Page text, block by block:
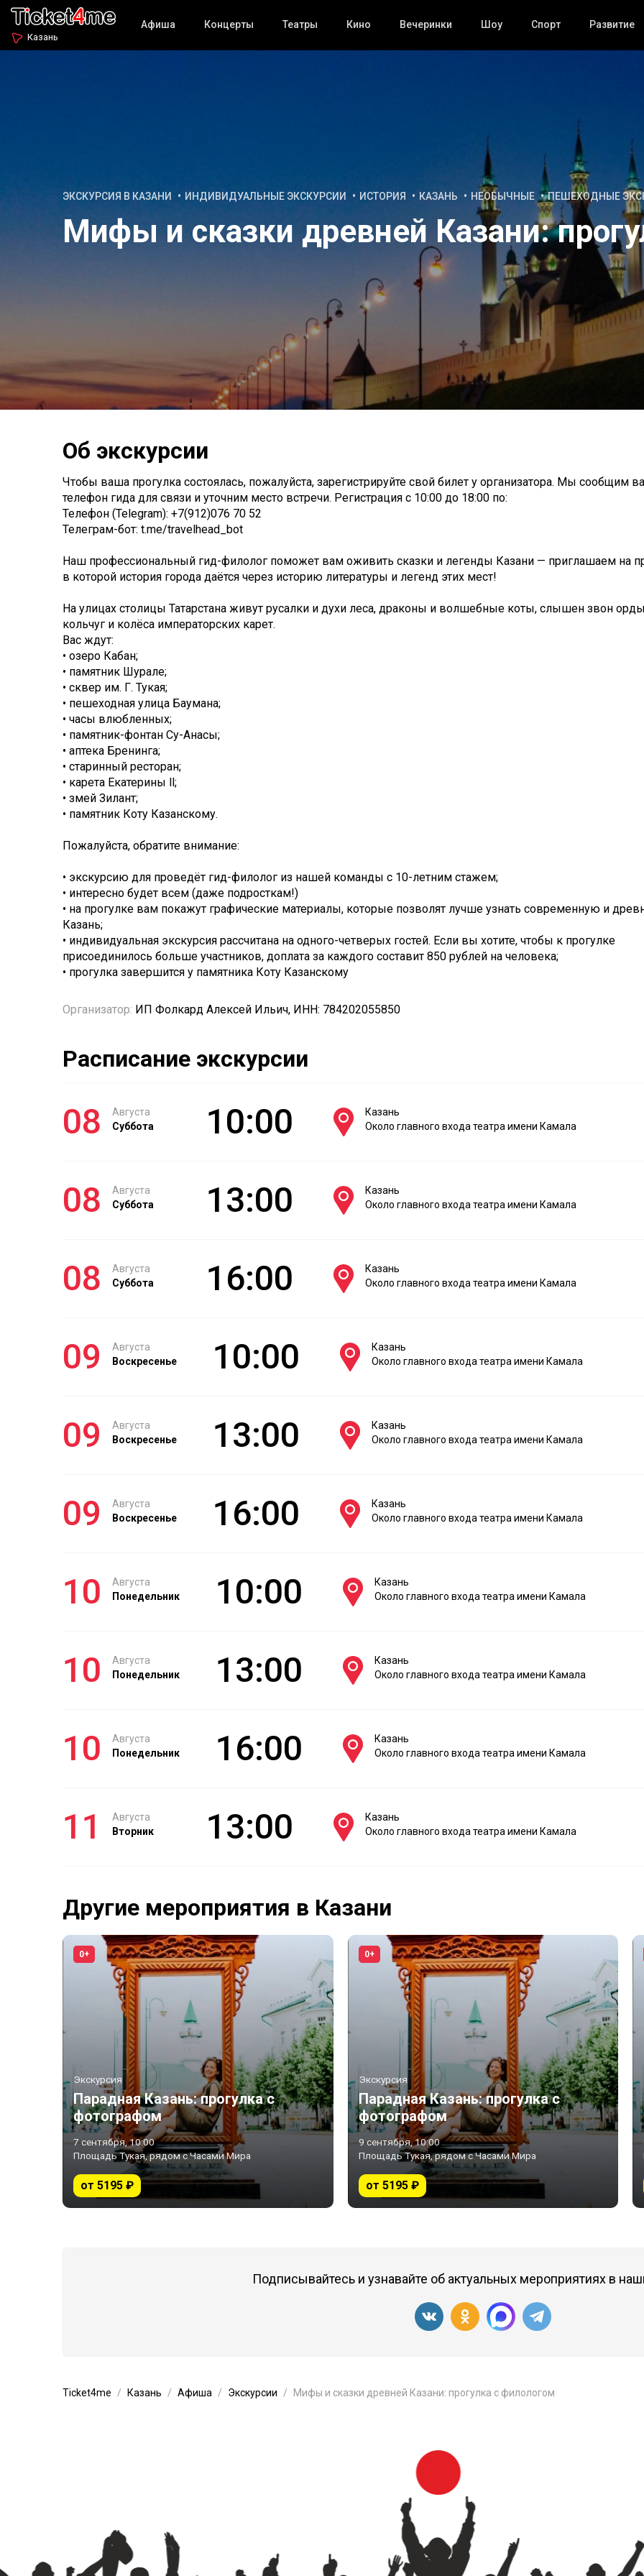
Казань
Афиша Концерты Театры Кино Вечеринки Шоу Спорт Развитие
ЭКСКУРСИЯ В КАЗАНИ ИНДИВИДУАЛЬНЫЕ ЭКСКУРСИИ ИСТОРИЯ КАЗАНЬ НЕОБЫЧНЫЕ ПЕШЕХОДНЫЕ
Мифы и сказки древней Казани:
Об экскурсии
Чтобы ваша прогулка состоялась, пожалуйста, зарегистрируйте свой билет у организатора. Мы сообщим
телефон гида для связи и уточним место встречи. Регистрация c 10:00 до 18:00 по:
Телефон (Telegram): +7(912)076 70 52
Телеграм-бот: t.me/travelhead_bot
Наш профессиональный гид-филолог поможет вам оживить сказки и легенды Казани — приглашаем на
в которой история города даётся через историю литературы и легенд этих мест!
На улицах столицы Татарстана живут русалки и духи леса, драконы и волшебные коты, слышен звон
кольчуг и колёса императорских карет.
Вас ждут:
• озеро Кабан;
• памятник Шурале;
• сквер им. Г. Тукая;
• пешеходная улица Баумана;
• часы влюбленных;
• памятник-фонтан Су-Анасы;
• аптека Бренинга;
• старинный ресторан;
• карета Екатерины ll;
• змей Зилант;
• памятник Коту Казанскому.
Пожалуйста, обратите внимание:
• экскурсию для проведёт гид-филолог из нашей команды с 10-летним стажем;
• интересно будет всем (даже подросткам!)
• на прогулке вам покажут графические материалы, которые позволят лучше узнать современную и
Казань;
• индивидуальная экскурсия рассчитана на одного-четверых гостей. Если вы хотите, чтобы к прогулке
присоединилось больше участников, доплата за каждого составит 850 рублей на человека;
• прогулка завершится у памятника Коту Казанскому
Организатор: ИП Фолкард Алексей Ильич, ИНН: 784202055850
Расписание экскурсии
08
Августа
Суббота
10:00
Казань
Около главного входа театра имени Камала
08
Августа
Суббота
13:00
Казань
Около главного входа театра имени Камала
08
Августа
Суббота
16:00
Казань
Около главного входа театра имени Камала
09
Августа
Воскресенье
10:00
Казань
Около главного входа театра имени Камала
09
Августа
Воскресенье
13:00
Казань
Около главного входа театра имени Камала
09
Августа
Воскресенье
16:00
Казань
Около главного входа театра имени Камала
10
Августа
Понедельник
10:00
Казань
Около главного входа театра имени Камала
10
Августа
Понедельник
13:00
Казань
Около главного входа театра имени Камала
10
Августа
Понедельник
16:00
Казань
Около главного входа театра имени Камала
11
Августа
Вторник
13:00
Казань
Около главного входа театра имени Камала
Другие мероприятия в Казани
0+
Экскурсия
Парадная Казань: прогулка с
фотографом
7 сентября, 10:00
Площадь Тукая, рядом с Часами Мира
от 5195 ₽
0+
Экскурсия
Парадная Казань: прогулка с
фотографом
9 сентября, 10:00
Площадь Тукая, рядом с Часами Мира
от 5195 ₽
Подписывайтесь и узнавайте об актуальных мероприятиях в
Ticket4me Казань Афиша Экскурсии Мифы и сказки древней Казани: прогулка с филологом